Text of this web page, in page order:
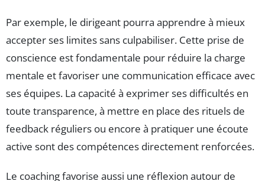
Par exemple, le dirigeant pourra apprendre à mieux
accepter ses limites sans culpabiliser. Cette prise de
conscience est fondamentale pour réduire la charge
mentale et favoriser une communication efficace avec
ses équipes. La capacité à exprimer ses difficultés en
toute transparence, à mettre en place des rituels de
feedback réguliers ou encore à pratiquer une écoute
active sont des compétences directement renforcées.
Le coaching favorise aussi une réflexion autour de